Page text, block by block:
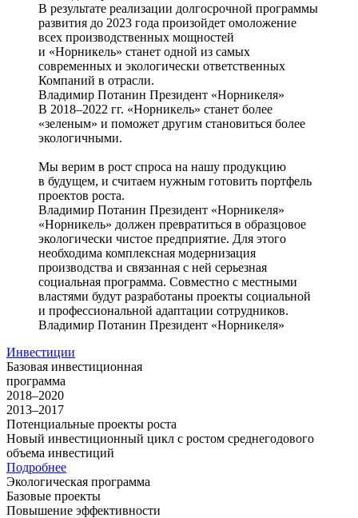
В результате реализации долгосрочной программы
развития до 2023 года произойдет омоложение
всех производственных мощностей
и «Норникель» станет одной из самых
современных и экологически ответственных
Компаний в отрасли.
Владимир Потанин Президент «Норникеля»
В 2018–2022 гг. «Норникель» станет более
«зеленым» и поможет другим становиться более
экологичными.
Мы верим в рост спроса на нашу продукцию
в будущем, и считаем нужным готовить портфель
проектов роста.
Владимир Потанин Президент «Норникеля»
«Норникель» должен превратиться в образцовое
экологически чистое предприятие. Для этого
необходима комплексная модернизация
производства и связанная с ней серьезная
социальная программа. Совместно с местными
властями будут разработаны проекты социальной
и профессиональной адаптации сотрудников.
Владимир Потанин Президент «Норникеля»
Инвестиции
Базовая инвестиционная
программа
2018–2020
2013–2017
Потенциальные проекты роста
Новый инвестиционный цикл с ростом среднегодового
объема инвестиций
Подробнее
Экологическая программа
Базовые проекты
Повышение эффективности